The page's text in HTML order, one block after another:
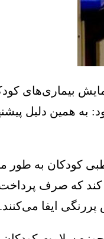
بیماری‌های
افزود: به همین
کودکان به طور
میلیارد تومان کمک از
ایفا می‌کنند.